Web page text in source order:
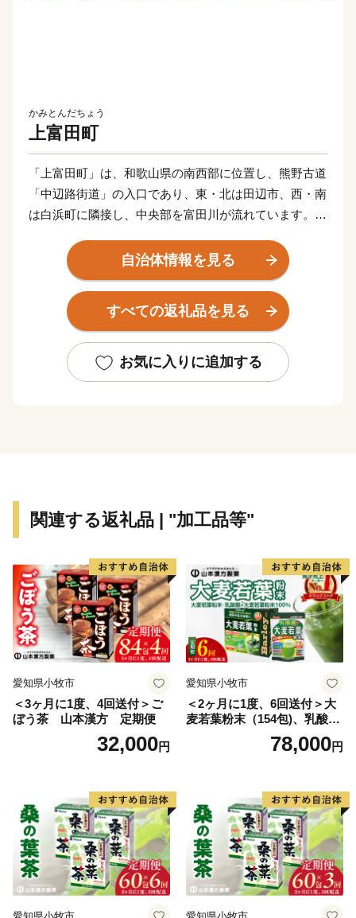
かみとんだちょう
上富田町
「上富田町」は、和歌山県の南西部に位置し、熊野古道
「中辺路街道」の入口であり、東・北は田辺市、西・南
は白浜町に隣接し、中央部を富田川が流れています。気
自治体情報を見る
すべての返礼品を見る
お気に入りに追加する
関連する返礼品 | "加工品等"
愛知県小牧市
＜3ヶ月に1度、4回送付＞ご
ぼう茶 山本漢方 定期便
32,000円
愛知県小牧市
＜2ヶ月に1度、6回送付＞大
麦若葉粉末（154包)、乳酸菌
+大麦若葉粉末（7包) 山本
78,000円